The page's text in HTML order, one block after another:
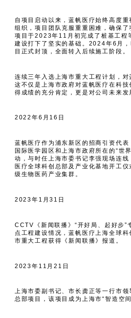
自项目启动以来，蓝帆医疗始终高度
组织，项目团队克服重重困难，确保了
项目于2023年11月初完成了桩基工程
建设打下了坚实的基础。2024年6月
目正式封顶，全面转入后续施工阶段。
连续三年入选上海市重大工程计划，对
这不仅是上海市政府对蓝帆医疗在科
得成绩的充分肯定，更是对公司未来发
2022年6月16日
蓝帆医疗作为浦东新区的招商引资代
国际医学园区和上海市政府所在的“世
动，与时任上海市委书记李强现场连
医疗全球科创总部及产业化基地开工
级生物医药产业集群。
2023年1月31日
CCTV《新闻联播》“开好局、起好步”
点工程建设情况，蓝帆医疗上海全球
市重大工程获得《新闻联播》报道。
2023年11月21日
上海市委副书记、市长龚正等一行市领
总部项目，该项目成为上海市“智造空间